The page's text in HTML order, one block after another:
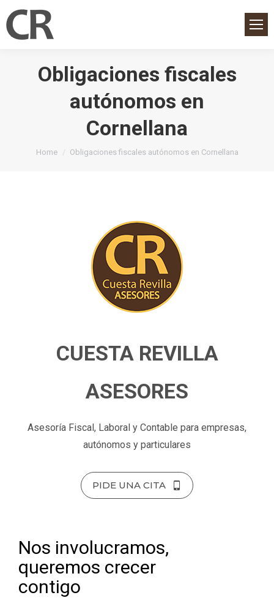
Obligaciones fiscales
autónomos en
Cornellana
You are here:
Home Obligaciones fiscales autónomos en Cornellana
CUESTA REVILLA
ASESORES
Asesoría Fiscal, Laboral y Contable para empresas,
autónomos y particulares
PIDE UNA CITA
Nos involucramos,
queremos crecer
contigo